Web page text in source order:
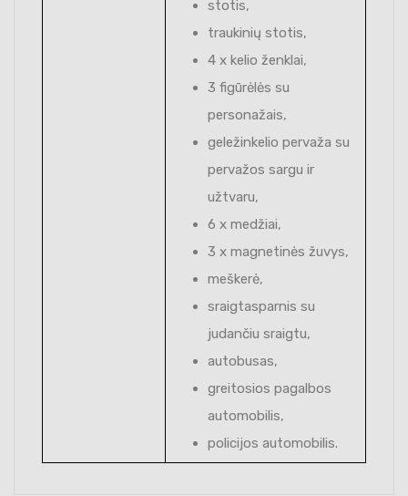
stotis,
traukinių stotis,
4 x kelio ženklai,
3 figūrėlės su
personažais,
geležinkelio pervaža su
pervažos sargu ir
užtvaru,
6 x medžiai,
3 x magnetinės žuvys,
meškerė,
sraigtasparnis su
judančiu sraigtu,
autobusas,
greitosios pagalbos
automobilis,
policijos automobilis.